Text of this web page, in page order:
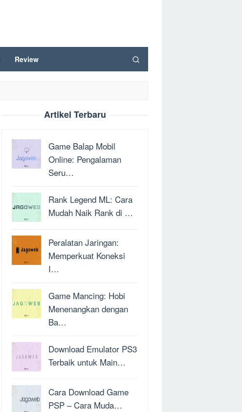
Review
Artikel Terbaru
Game Balap Mobil
Online: Pengalaman
Seru…
Rank Legend ML: Cara
Mudah Naik Rank di …
Peralatan Jaringan:
Memperkuat Koneksi
I…
Game Mancing: Hobi
Menenangkan dengan
Ba…
Download Emulator PS3
Terbaik untuk Main…
Cara Download Game
PSP – Cara Muda…